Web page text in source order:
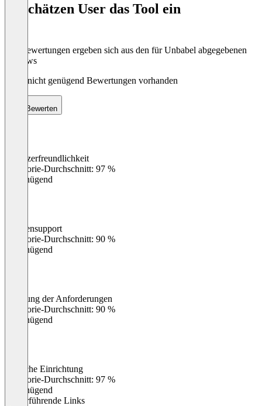
So schätzen User das Tool ein
Die Bewertungen ergeben sich aus den für Unbabel abgegebenen
Reviews
Noch nicht genügend Bewertungen vorhanden
Bewerten
Benutzerfreundlichkeit
Kategorie-Durchschnitt: 97 %
Ungenügend
Kundensupport
Kategorie-Durchschnitt: 90 %
Ungenügend
Erfüllung der Anforderungen
Kategorie-Durchschnitt: 90 %
Ungenügend
Einfache Einrichtung
Kategorie-Durchschnitt: 97 %
Ungenügend
Weiterführende Links